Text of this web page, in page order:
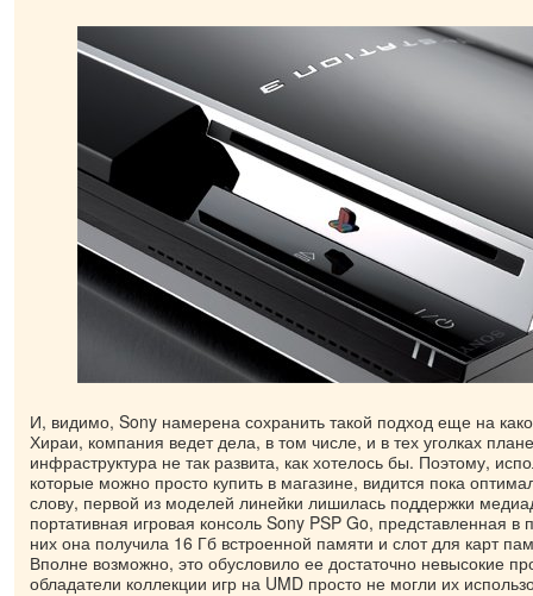
И, видимо, Sony намерена сохранить такой подход еще на
Хираи, компания ведет дела, в том числе, и в тех уголках
инфраструктура не так развита, как хотелось бы. Поэтому,
которые можно просто купить в магазине, видится пока
слову, первой из моделей линейки лишилась поддержки
портативная игровая консоль Sony PSP Go, представленная
них она получила 16 Гб встроенной памяти и слот для карт
Вполне возможно, это обусловило ее достаточно невысокие
обладатели коллекции игр на UMD просто не могли их